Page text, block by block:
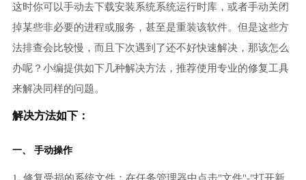
这时你可以手动去下载安装系统系统运行时库，或者手动关闭
掉某些非必要的进程或服务，甚至是重装该软件。但是这些方
法排查会比较慢，而且下次遇到了还不好快速解决，那该怎么
办呢？小编提供如下几种解决方法，推荐使用专业的修复工具
来解决同样的问题。
解决方法如下：
一、 手动操作
1. 修复受损的系统文件：在任务管理器中点击"文件"-"打开新